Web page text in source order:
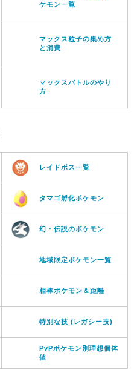
ケモン一覧
マックス粒子の集め方
と消費
マックスバトルのやり
方
レイドボス一覧
タマゴ孵化ポケモン
幻・伝説のポケモン
地域限定ポケモン一覧
相棒ポケモン＆距離
特別な技 (レガシー技)
PvPポケモン別理想個体
値